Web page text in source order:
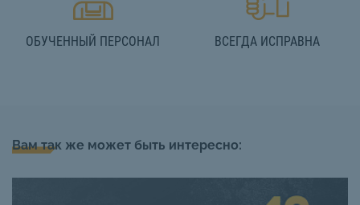
ОБУЧЕННЫЙ ПЕРСОНАЛ ВСЕГДА ИСПРАВНА
Вам так же может быть интересно: